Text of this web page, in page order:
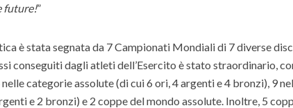
future!”
è stata segnata da 7 Campionati Mondiali di 7 diverse
conseguiti dagli atleti dell’Esercito è stato straordinario,
categorie assolute (di cui 6 ori, 4 argenti e 4 bronzi), 9
e 2 bronzi) e 2 coppe del mondo assolute. Inoltre, 5